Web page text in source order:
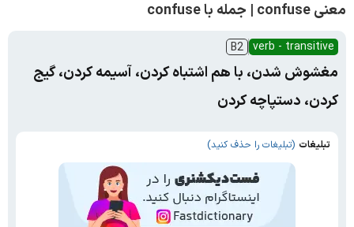
معنی confuse | جمله با confuse
verb - transitive
B2
مغشوش شدن، با هم اشتباه کردن، آسیمه کردن، گیج
کردن، دستپاچه کردن
تبلیغات (تبلیغات را حذف کنید)